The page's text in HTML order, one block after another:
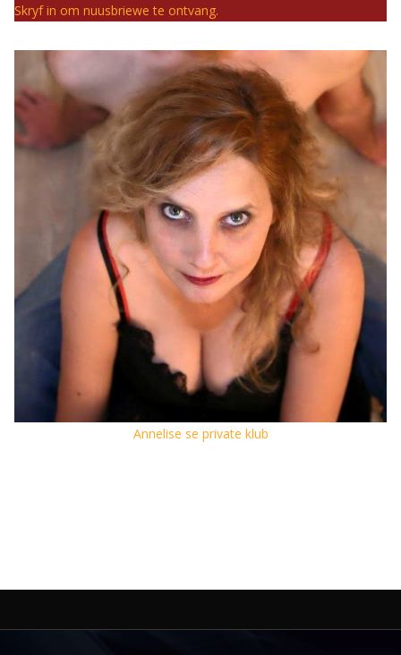
Skryf in om nuusbriewe te ontvang.
Annelise se private klub